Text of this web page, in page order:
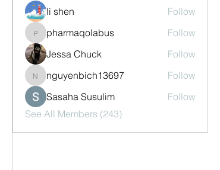
li shen Follow
pharmaqolabus
pharmaqolabus
Follow
Jessa Chuck
Follow
nguyenbich13697
nguyenbich13697
Follow
Sasaha Susulim
Follow
See All Members (243)